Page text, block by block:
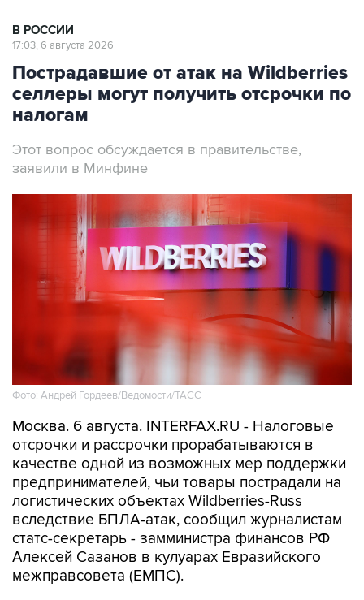
В РОССИИ
17:03, 6 августа 2026
Пострадавшие от атак на Wildberries
селлеры могут получить отсрочки по
налогам
Этот вопрос обсуждается в правительстве,
заявили в Минфине
Фото: Андрей Гордеев/Ведомости/ТАСС
Москва. 6 августа. INTERFAX.RU - Налоговые
отсрочки и рассрочки прорабатываются в
качестве одной из возможных мер поддержки
предпринимателей, чьи товары пострадали на
логистических объектах Wildberries-Russ
вследствие БПЛА-атак, сообщил журналистам
статс-секретарь - замминистра финансов РФ
Алексей Сазанов в кулуарах Евразийского
межправсовета (ЕМПС).